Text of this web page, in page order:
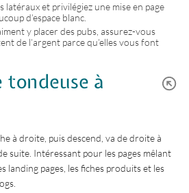
latéraux et privilégiez une mise en page
d’espace blanc.
y placer des pubs, assurez-vous
de l’argent parce qu’elles vous font
tondeuse à
à droite, puis descend, va de droite à
suite. Intéressant pour les pages mêlant
landing pages, les fiches produits et les